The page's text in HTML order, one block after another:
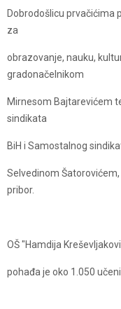
Dobrodošlicu prvačićima
za
obrazovanje, nauku,
gradonačelnikom
Mirnesom Bajtarevićem
sindikata
BiH i Samostalnog
Selvedinom
pribor.
OŠ "Hamdija
pohađa je oko 1.050